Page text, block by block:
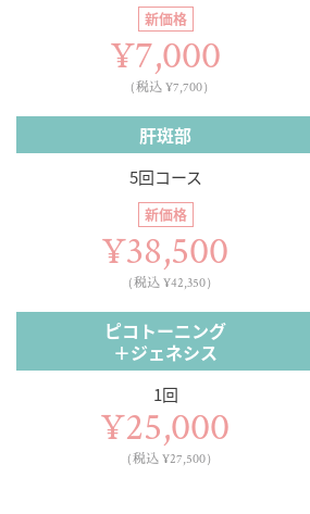
新価格
¥7,000
（税込 ¥7,700）
肝斑部
5回コース
新価格
¥38,500
（税込 ¥42,350）
ピコトーニング
＋ジェネシス
1回
¥25,000
（税込 ¥27,500）